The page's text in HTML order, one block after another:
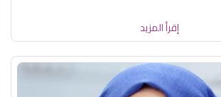
إقرأ المزيد